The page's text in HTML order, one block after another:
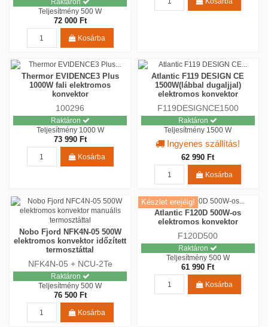
Teljesítmény500 W
72 000 Ft
Kosárba
Thermor EVIDENCE3 Plus
1000W fali elektromos
konvektor
100296
Raktáron
Teljesítmény 1000 W
73 990 Ft
Kosárba
Atlantic F119 DESIGN CE
1500W(lábbal dugaljjal)
elektromos konvektor
F119DESIGNCE1500
Raktáron
Teljesítmény 1500 W
Ingyenes szállítás!
62 990 Ft
Kosárba
Nobo Fjord NFK4N-05 500W
elektromos konvektor időzített
termosztáttal
NFK4N-05 + NCU-2Te
Raktáron
Teljesítmény500 W
76 500 Ft
Kosárba
Készlet erejéig!
Atlantic F120D 500W-os
elektromos konvektor
F120D500
Raktáron
Teljesítmény 500 W
61 990 Ft
Kosárba